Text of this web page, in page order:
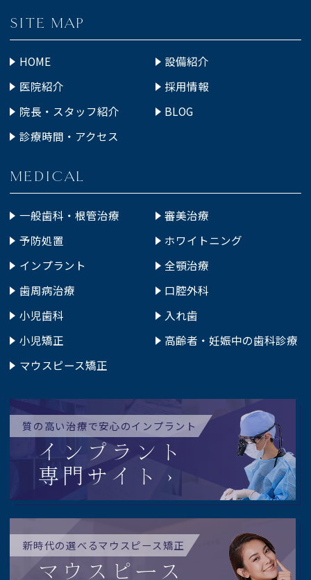
SITE MAP
HOME
医院紹介
院長・スタッフ紹介
診療時間・アクセス
設備紹介
採用情報
BLOG
MEDICAL
一般歯科・根管治療
予防処置
インプラント
歯周病治療
小児歯科
小児矯正
マウスピース矯正
審美治療
ホワイトニング
全顎治療
口腔外科
入れ歯
高齢者・妊娠中の歯科診療
質の高い治療で安心のインプラント
インプラント
専門サイト
新時代の選べるマウスピース矯正
マウスピース